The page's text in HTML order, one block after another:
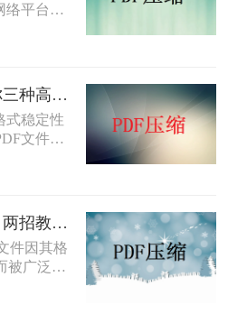
络平台或
时PDF
或发
过大无
应对这一
pdf太大怎样压缩？教你三种高效方法！
式稳定性
文件不
输速度
大怎样压
pdf太大如何压缩变小？两招教你轻松压缩！
件因其格
被广泛使
大时，
而且在